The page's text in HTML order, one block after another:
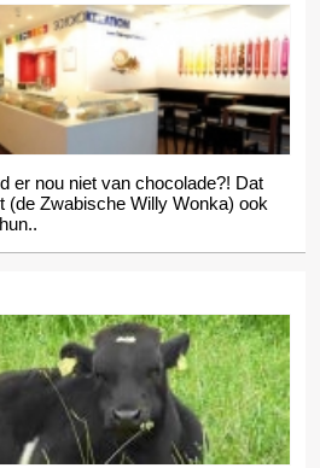
er nou niet van chocolade?! Dat
(de Zwabische Willy Wonka) ook